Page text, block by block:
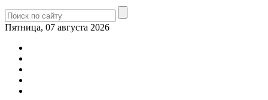
Пятница, 07 августа 2026